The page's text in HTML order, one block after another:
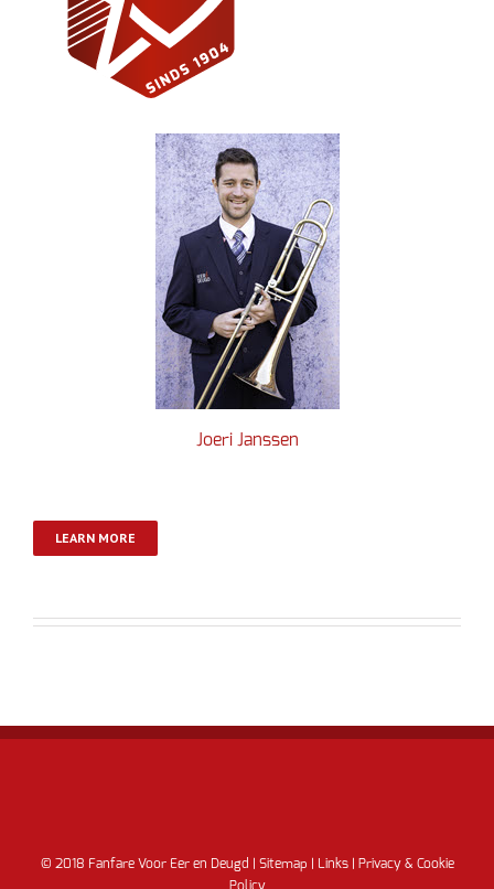
Joeri Janssen
LEARN MORE
© 2018 Fanfare Voor Eer en Deugd | Sitemap Links|
Privacy & Cookie
Policy